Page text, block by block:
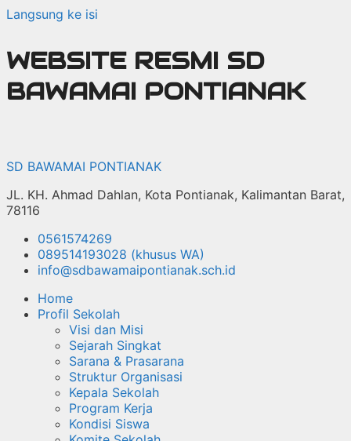
Langsung ke isi
WEBSITE RESMI SD
BAWAMAI PONTIANAK
SD BAWAMAI PONTIANAK
JL. KH. Ahmad Dahlan, Kota Pontianak, Kalimantan Barat,
78116
0561574269
089514193028 (khusus WA)
info@sdbawamaipontianak.sch.id
Home
Profil Sekolah
Visi dan Misi
Sejarah Singkat
Sarana & Prasarana
Struktur Organisasi
Kepala Sekolah
Program Kerja
Kondisi Siswa